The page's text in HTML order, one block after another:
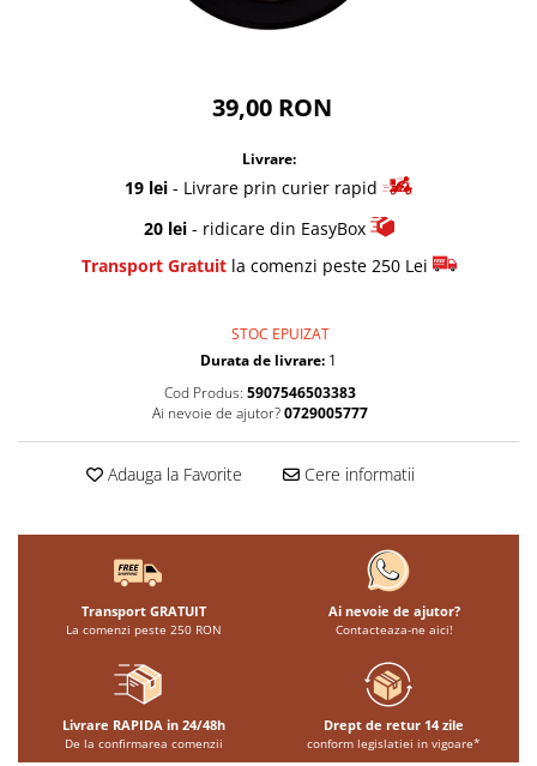
39,00 RON
Livrare:
19 lei - Livrare prin curier rapid
20 lei- ridicare din EasyBox
Transport Gratuitla comenzi peste 250 Lei
STOC EPUIZAT
Durata de livrare: 1
Cod Produs: 5907546503383
Ai nevoie de ajutor? 0729005777
Adauga la Favorite Cere informatii
Transport GRATUIT
La comenzi peste 250 RON
Ai nevoie de ajutor?
Contacteaza-ne aici!
Livrare RAPIDA in 24/48h
De la confirmarea comenzii
Drept de retur 14 zile
conform legislatiei in vigoare*